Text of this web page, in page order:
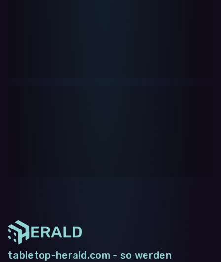
tabletop-herald.com - so werden